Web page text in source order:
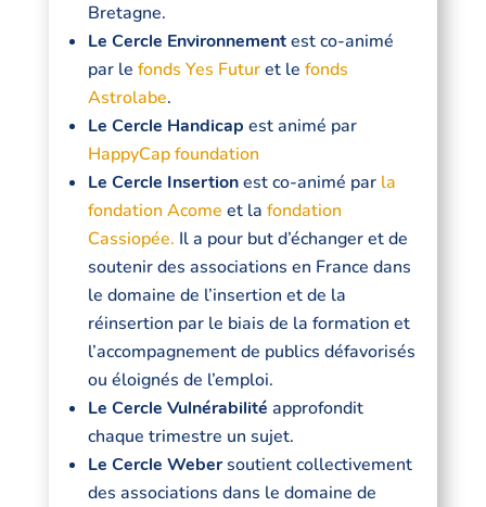
Bretagne.
Le Cercle Environnementest co-animé
par le fonds Yes Futuret le fonds
Astrolabe.
Le Cercle Handicap est animé par
HappyCap foundation
Le Cercle Insertionest co-animé par la
fondation Acome et la fondation
Cassiopée. Il a pour but d’échanger et de
soutenir des associations en France dans
le domaine de l’insertion et de la
réinsertion par le biais de la formation et
l’accompagnement de publics défavorisés
ou éloignés de l’emploi.
Le Cercle Vulnérabilité approfondit
chaque trimestre un sujet.
Le Cercle Webersoutient collectivement
des associations dans le domaine de